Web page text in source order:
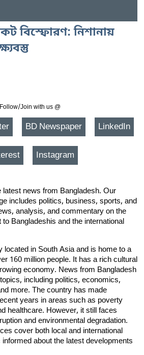
বিস্ফোরণ: নিশানায়
Follow/Join with us @
BD Newspaper LinkedIn
Instagram
latest news from Bangladesh. Our
includes politics, business, sports, and
analysis, and commentary on the
Bangladeshis and the international
located in South Asia and is home to a
160 million people. It has a rich cultural
economy. News from Bangladesh
including politics, economics,
more. The country has made
years in areas such as poverty
healthcare. However, it still faces
and environmental degradation.
cover both local and international
about the latest developments